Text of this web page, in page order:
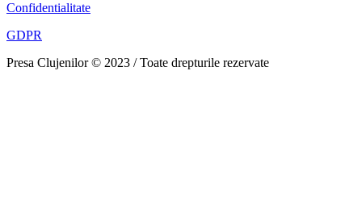
Confidentialitate
GDPR
Presa Clujenilor © 2023 / Toate drepturile rezervate